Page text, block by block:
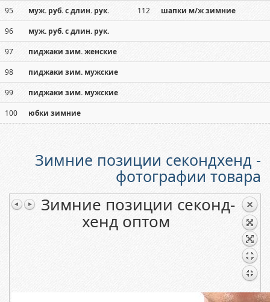
95
муж. руб. с длин. рук. 112
шапки м/ж зимние
96
муж. руб. с длин. рук.
97
пиджаки зим. женские
98
пиджаки зим. мужские
99
пиджаки зим. мужские
100
юбки зимние
Зимние позиции секондхенд -
фотографии товара
Зимние позиции секонд-
хенд оптом